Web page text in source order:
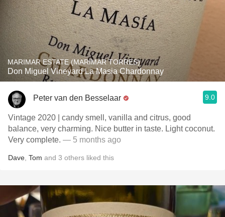
MARIMAR ESTATE (MARIMAR TORRES)
Don Miguel Vineyard La Masia Chardonnay
Peter van den Besselaar 9.0
Vintage 2020 | candy smell, vanilla and citrus, good
balance, very charming. Nice butter in taste. Light coconut.
Very complete. — 5 months ago
Dave Tom and 3 others liked this